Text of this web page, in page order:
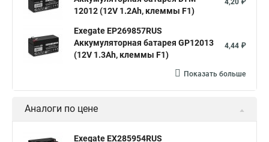
12012 (12V 1.2Ah, клеммы F1)
4,20 ₽
Exegate EP269857RUS
Аккумуляторная батарея GP12013
(12V 1.3Ah, клеммы F1)
4,44 ₽
Показать больше
Аналоги по цене
Exegate EX285954RUS